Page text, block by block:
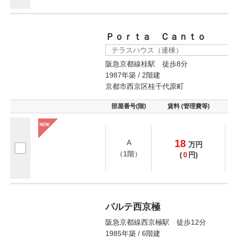
Ｐｏｒｔａ Ｃａｎｔｏ
テラスハウス（連棟）
阪急京都線桂駅 徒歩8分
1987年築 / 2階建
京都市西京区桂千代原町
部屋番号(階) 賃料 (管理費等)
A
（1階）
18 万円
(0 円)
パルテ西京極
阪急京都線西京極駅 徒歩12分
1985年築 / 6階建